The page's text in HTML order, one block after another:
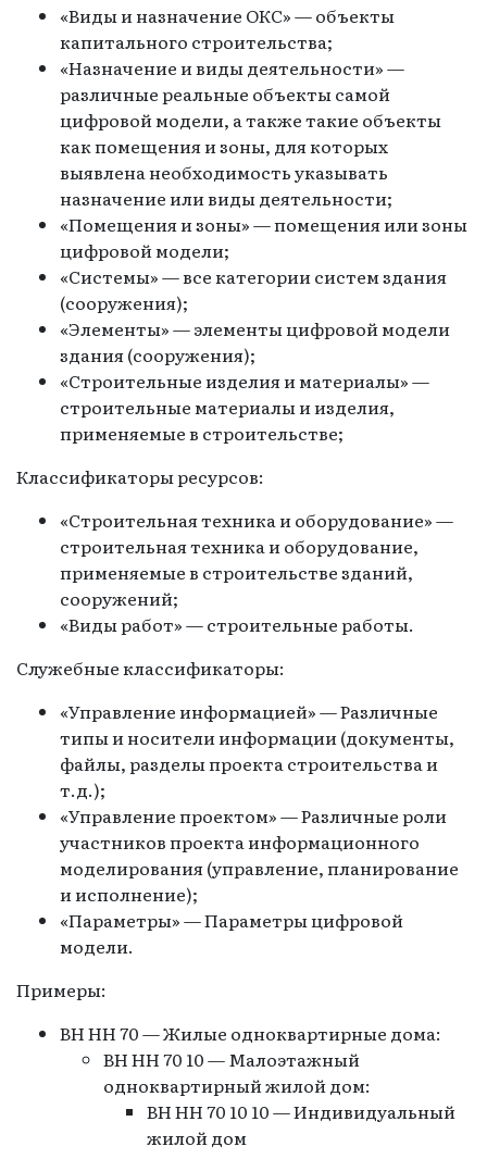
«Виды и назначение ОКС» — объекты
капитального строительства;
«Назначение и виды деятельности» —
различные реальные объекты самой
цифровой модели, а также такие объекты
как помещения и зоны, для которых
выявлена необходимость указывать
назначение или виды деятельности;
«Помещения и зоны» — помещения или зоны
цифровой модели;
«Системы» — все категории систем здания
(сооружения);
«Элементы» — элементы цифровой модели
здания (сооружения);
«Строительные изделия и материалы» —
строительные материалы и изделия,
применяемые в строительстве;
Классификаторы ресурсов:
«Строительная техника и оборудование» —
строительная техника и оборудование,
применяемые в строительстве зданий,
сооружений;
«Виды работ» — строительные работы.
Служебные классификаторы:
«Управление информацией» — Различные
типы и носители информации (документы,
файлы, разделы проекта строительства и
т.д.);
«Управление проектом» — Различные роли
участников проекта информационного
моделирования (управление, планирование
и исполнение);
«Параметры» — Параметры цифровой
модели.
Примеры:
ВН НН 70 — Жилые одноквартирные дома:
ВН НН 70 10 — Малоэтажный
одноквартирный жилой дом:
ВН НН 70 10 10 — Индивидуальный
жилой дом